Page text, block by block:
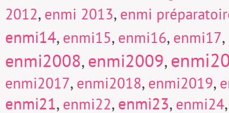
2012, enmi 2013, enmi
enmi14, enmi15, enmi16, enmi17,
enmi2008,enmi2009,
enmi2017, enmi2018, enmi2019,
enmi21, enmi22,enmi23, enmi24